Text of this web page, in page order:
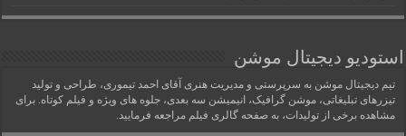
استودیو دیجیتال موشن
تیم دیجیتال موشن به سرپرستی و مدیریت هنری آقای احمد تیموری، طراحی و تولید
تیزرهای تبلیغاتی، موشن گرافیک، انیمیشن سه بعدی، جلوه های ویژه و فیلم کوتاه. برای
مشاهده برخی از تولیدات، به صفحه گالری فیلم مراجعه فرمایید.